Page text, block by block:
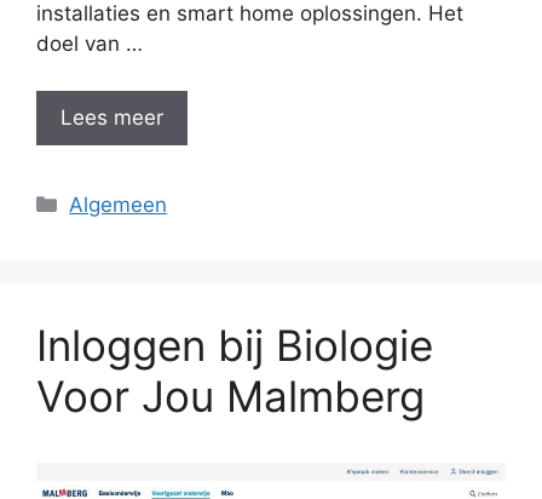
installaties en smart home oplossingen. Het
doel van …
Lees meer
Categorieën
Algemeen
Inloggen bij Biologie
Voor Jou Malmberg